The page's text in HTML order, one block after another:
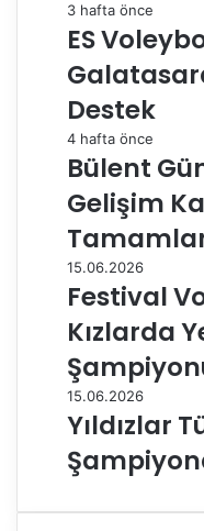
3 hafta önce
ES
Destek
4 hafta önce
Bülent
Gelişim
15.06.2026
Festival
Kızlarda
15.06.2026
Yıldızlar